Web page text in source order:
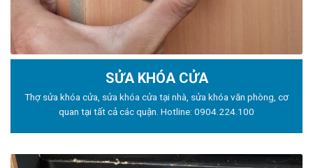
SỬA KHÓA CỬA
Thợ sửa khóa cửa, sửa khóa cửa tại nhà, sửa khóa văn phòng, cơ
quan tại tất cả các quận. Hotline: 0904.224.100